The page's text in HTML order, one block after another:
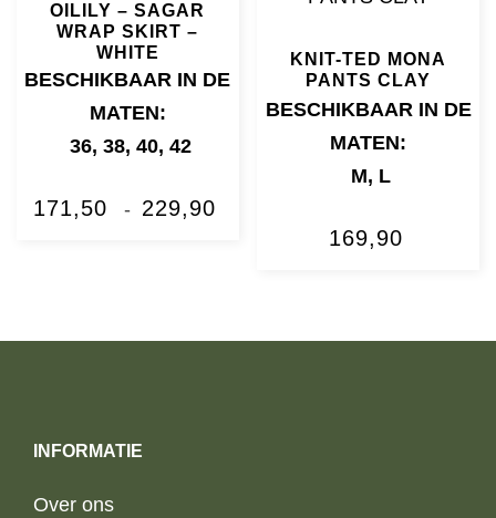
OILILY – SAGAR
WRAP SKIRT –
WHITE
BESCHIKBAAR IN DE
MATEN:
36, 38, 40, 42
171,50 - 229,90
KNIT-TED MONA
PANTS CLAY
BESCHIKBAAR IN DE
MATEN:
M, L
169,90
INFORMATIE
Over ons